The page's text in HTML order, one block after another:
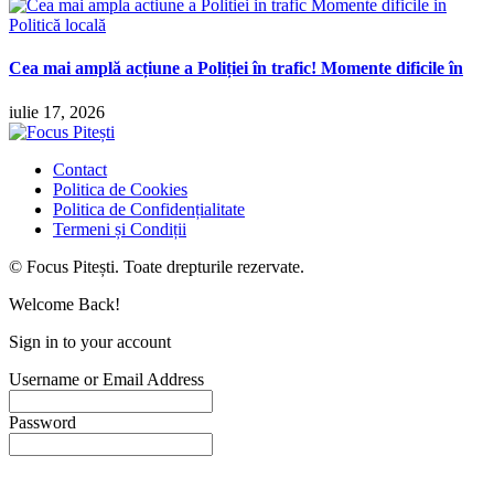
Politică locală
Cea mai amplă acțiune a Poliției în trafic! Momente dificile în
iulie 17, 2026
Contact
Politica de Cookies
Politica de Confidențialitate
Termeni și Condiții
© Focus Pitești. Toate drepturile rezervate.
Welcome Back!
Sign in to your account
Username or Email Address
Password